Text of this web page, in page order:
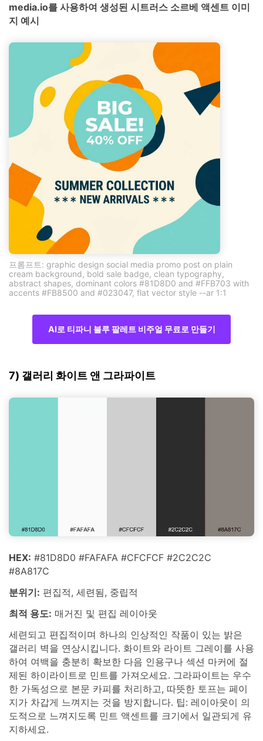
media.io를 사용하여 생성된 시트러스 소르베 액센트 이미
지 예시
프롬프트: graphic design social media promo post on plain
cream background, bold sale badge, clean typography,
abstract shapes, dominant colors #81D8D0 and #FFB703 with
accents #FB8500 and #023047, flat vector style --ar 1:1
AI로 티파니 블루 팔레트 비주얼 무료로 만들기
7) 갤러리 화이트 앤 그라파이트
HEX: #81D8D0 #FAFAFA #CFCFCF #2C2C2C
#8A817C
분위기: 편집적, 세련됨, 중립적
최적 용도: 매거진 및 편집 레이아웃
세련되고 편집적이며 하나의 인상적인 작품이 있는 밝은
갤러리 벽을 연상시킵니다. 화이트와 라이트 그레이를 사용
하여 여백을 충분히 확보한 다음 인용구나 섹션 마커에 절
제된 하이라이트로 민트를 가져오세요. 그라파이트는 우수
한 가독성으로 본문 카피를 처리하고, 따뜻한 토프는 페이
지가 차갑게 느껴지는 것을 방지합니다. 팁: 레이아웃이 의
도적으로 느껴지도록 민트 액센트를 크기에서 일관되게 유
지하세요.